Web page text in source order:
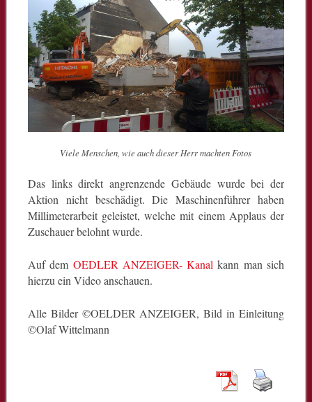
Viele Menschen, wie auch dieser Herr machten Fotos
Das links direkt angrenzende Gebäude wurde bei der
Aktion nicht beschädigt. Die Maschinenführer haben
Millimeterarbeit geleistet, welche mit einem Applaus der
Zuschauer belohnt wurde.
Auf dem OEDLER ANZEIGER- Kanal kann man sich
hierzu ein Video anschauen.
Alle Bilder ©OELDER ANZEIGER, Bild in Einleitung
©Olaf Wittelmann